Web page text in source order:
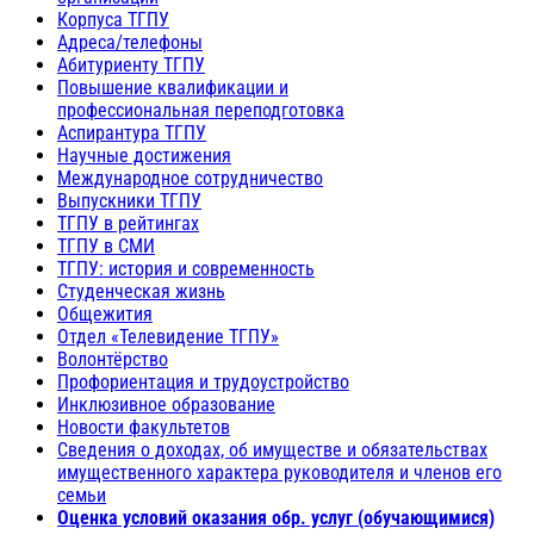
Корпуса ТГПУ
Адреса/телефоны
Абитуриенту ТГПУ
Повышение квалификации и
профессиональная переподготовка
Аспирантура ТГПУ
Научные достижения
Международное сотрудничество
Выпускники ТГПУ
ТГПУ в рейтингах
ТГПУ в СМИ
ТГПУ: история и современность
Студенческая жизнь
Общежития
Отдел «Телевидение ТГПУ»
Волонтёрство
Профориентация и трудоустройство
Инклюзивное образование
Новости факультетов
Сведения о доходах, об имуществе и обязательствах
имущественного характера руководителя и членов его
семьи
Оценка условий оказания обр. услуг (обучающимися)